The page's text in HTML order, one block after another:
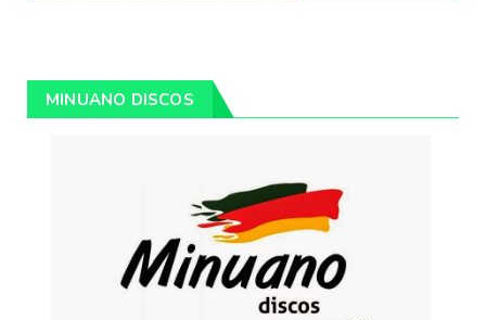
MINUANO DISCOS